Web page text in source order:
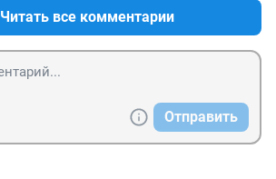
Читать все комментарии
Отправить